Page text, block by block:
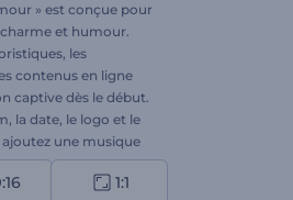
» est conçue pour
et humour.
les
contenus en ligne
captive dès le début.
la date, le logo et le
une musique
d'un spectacle en
intro sublimera
1:1